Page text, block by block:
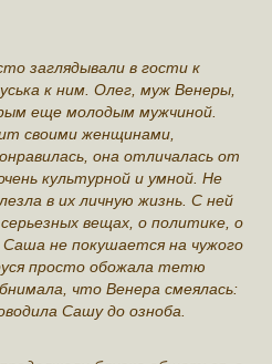
заглядывали в гости к
к ним. Олег, муж Венеры,
еще молодым мужчиной.
своими женщинами,
она отличалась от
культурной и умной. Не
в их личную жизнь. С ней
вещах, о политике, о
не покушается на чужого
просто обожала тетю
что Венера смеялась:
Сашу до озноба.